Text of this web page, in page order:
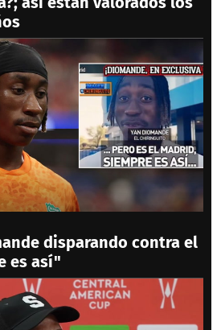
disparando contra el
es así"